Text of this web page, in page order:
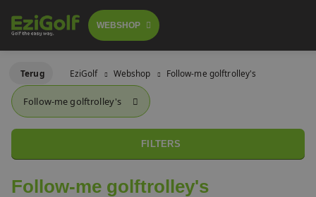
WEBSHOP
Follow-me golftrolley's
Elektrische golftrolley's
Push trolley's
BESTELLEN
FOLLOW-ME TROLLEY
GOLFSCOOTERS
Terug EziGolf Webshop Follow-me golftrolley's
Follow-me golftrolley's
FILTERS
Follow-me golftrolley's